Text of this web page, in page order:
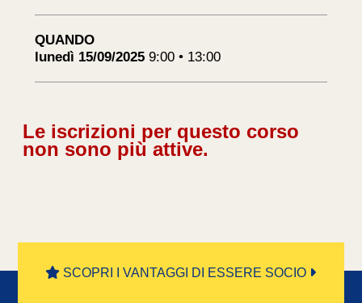
QUANDO
lunedì 15/09/2025 9:00 • 13:00
Le iscrizioni per questo corso
non sono più attive.
SCOPRI I VANTAGGI DI ESSERE SOCIO